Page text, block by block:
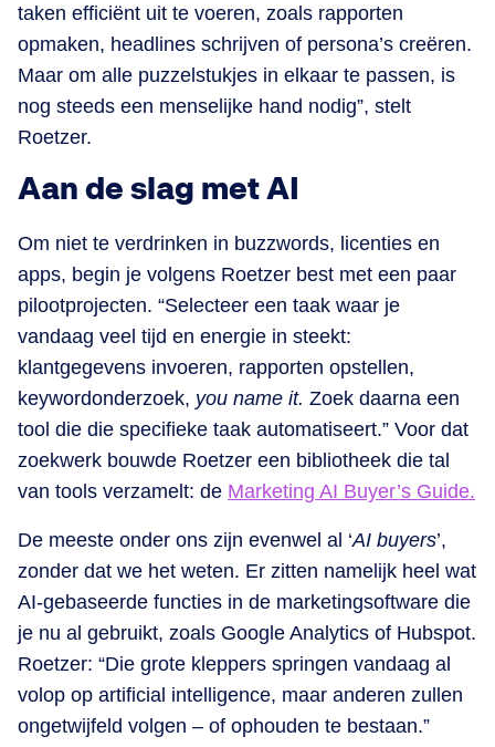
taken efficiënt uit te voeren, zoals rapporten
opmaken, headlines schrijven of persona’s creëren.
Maar om alle puzzelstukjes in elkaar te passen, is
nog steeds een menselijke hand nodig”, stelt
Roetzer.
Aan de slag met AI
Om niet te verdrinken in buzzwords, licenties en
apps, begin je volgens Roetzer best met een paar
pilootprojecten. “Selecteer een taak waar je
vandaag veel tijd en energie in steekt:
klantgegevens invoeren, rapporten opstellen,
keywordonderzoek, you name it. Zoek daarna een
tool die die specifieke taak automatiseert.” Voor dat
zoekwerk bouwde Roetzer een bibliotheek die tal
van tools verzamelt: de Marketing AI Buyer’s Guide.
De meeste onder ons zijn evenwel al ‘AI buyers’,
zonder dat we het weten. Er zitten namelijk heel wat
AI-gebaseerde functies in de marketingsoftware die
je nu al gebruikt, zoals Google Analytics of Hubspot.
Roetzer: “Die grote kleppers springen vandaag al
volop op artificial intelligence, maar anderen zullen
ongetwijfeld volgen – of ophouden te bestaan.”